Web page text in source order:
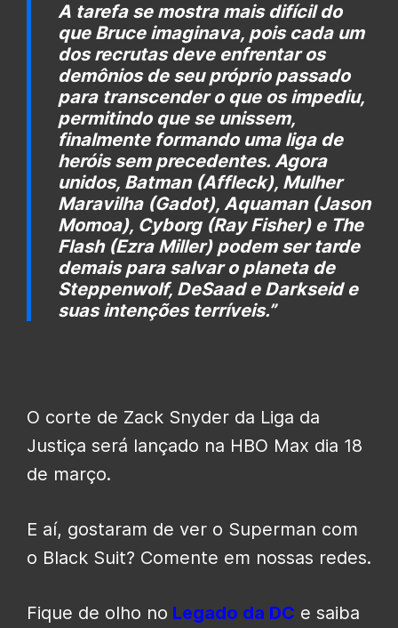
A tarefa se mostra mais difícil do
que Bruce imaginava, pois cada um
dos recrutas deve enfrentar os
demônios de seu próprio passado
para transcender o que os impediu,
permitindo que se unissem,
finalmente formando uma liga de
heróis sem precedentes. Agora
unidos, Batman (Affleck), Mulher
Maravilha (Gadot), Aquaman (Jason
Momoa), Cyborg (Ray Fisher) e The
Flash (Ezra Miller) podem ser tarde
demais para salvar o planeta de
Steppenwolf, DeSaad e Darkseid e
suas intenções terríveis.”
O corte de Zack Snyder da Liga da
Justiça será lançado na HBO Max dia 18
de março.
E aí, gostaram de ver o Superman com
o Black Suit? Comente em nossas redes.
Fique de olho no Legado da DC e saiba